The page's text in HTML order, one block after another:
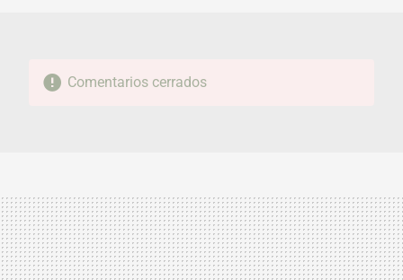
Comentarios cerrados